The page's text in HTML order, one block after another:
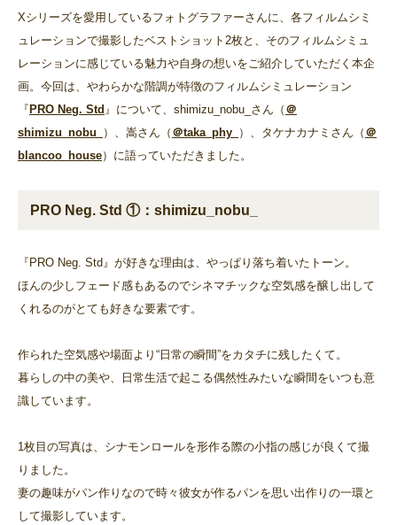
Xシリーズを愛用しているフォトグラファーさんに、各フィルムシミ
ュレーションで撮影したベストショット2枚と、そのフィルムシミュ
レーションに感じている魅力や自身の想いをご紹介していただく本企
画。今回は、やわらかな階調が特徴のフィルムシミュレーション
『 PRO Neg. Std 』について、shimizu_nobu_さん（ ＠
shimizu_nobu_
）、嵩さん（ ＠taka_phy_ ）、タケナカナミさん（ ＠
blancoo_house）に語っていただきました。
PRO Neg. Std ①：shimizu_nobu_
『PRO Neg. Std』が好きな理由は、やっぱり落ち着いたトーン。
ほんの少しフェード感もあるのでシネマチックな空気感を醸し出して
くれるのがとても好きな要素です。
作られた空気感や場面より“日常の瞬間”をカタチに残したくて。
暮らしの中の美や、日常生活で起こる偶然性みたいな瞬間をいつも意
識しています。
1枚目の写真は、シナモンロールを形作る際の小指の感じが良くて撮
りました。
妻の趣味がパン作りなので時々彼女が作るパンを思い出作りの一環と
して撮影しています。